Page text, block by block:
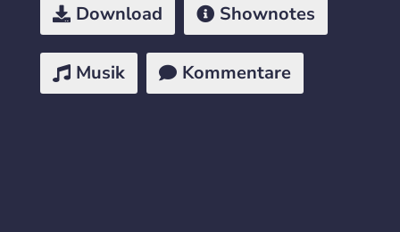
Download Shownotes
Musik Kommentare